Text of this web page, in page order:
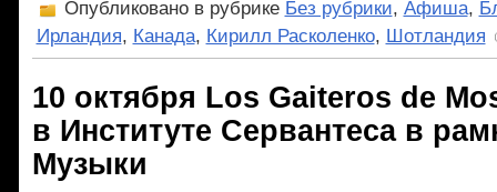
Опубликовано в рубрике Без рубрики, Афиша,
Ирландия, Канада, Кирилл Расколенко, Шотландия
10 октября Los Gaiteros de
в Институте Сервантеса в
Музыки